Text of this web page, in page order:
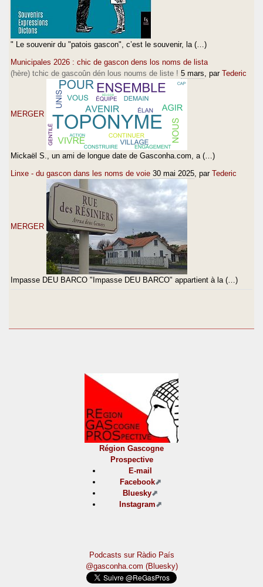
" Le souvenir du "patois gascon", c’est le souvenir, la (…)
Municipales 2026 : chic de gascon dens los noms de lista
(hère) tchic de gascoûn dén lous noums de liste ! 5 mars, par Tederic
MERGER
Mickaël S., un ami de longue date de Gasconha.com, a (…)
Linxe - du gascon dans les noms de voie 30 mai 2025, par Tederic
MERGER
Impasse DEU BARCO "Impasse DEU BARCO" appartient à la (…)
Région Gascogne
Prospective
E-mail
Facebook
Bluesky
Instagram
Podcasts sur Ràdio País
@gasconha.com (Bluesky)